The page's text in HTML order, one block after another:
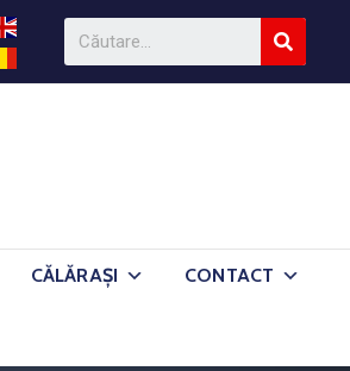
CĂLĂRAȘI CONTACT